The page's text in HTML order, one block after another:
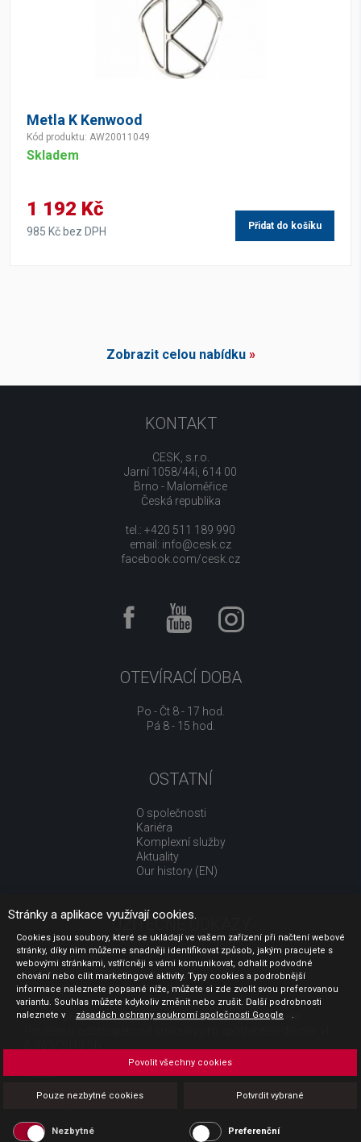
Metla K Kenwood
Kód produktu: AW20011049
Skladem
1 192 Kč
985 Kč bez DPH Přidat do košíku
Zobrazit celou nabídku»
KONTAKT
CESK, s.r.o.
Jarní 1058/44i, 614 00
Brno - Maloměřice
Česká republika
tel.: +420 511 189 990
email: info@cesk.cz
facebook.com/cesk.cz
OTEVÍRACÍ DOBA
Po - Čt 8 - 17 hod.
Pá 8 - 15 hod.
OSTATNÍ
O společnosti
Kariéra
Komplexní služby
Aktuality
Our history (EN)
UŽITEČNÉ ODKAZY
Jak nakupovat
Obchodní podmínky
GDPR - ochrana osobních údajů
Profil zadavatele
Sdělení před uzavřením kupní smlouvy pro spotřebitele
Platba
Povinná publicita
Stránky a aplikace využívají cookies.
Cookies jsou soubory, které se ukládají ve vašem zařízení při načtení webové
stránky, díky nim můžeme snadněji identifikovat způsob, jakým pracujete s
webovými stránkami, vstřícněji s vámi komunikovat, odhalit podvodné
chování nebo cílit marketingové aktivity. Typy cookies a podrobnější
informace naleznete popsané níže, můžete si zde zvolit svou preferovanou
variantu. Souhlas můžete kdykoliv změnit nebo zrušit. Další podrobnosti
naleznete v
zásadách ochrany soukromí společnosti Google .
Pouze nezbytné cookies Potvrdit vybrané
Povolit všechny cookies
Nezbytné Preferenční